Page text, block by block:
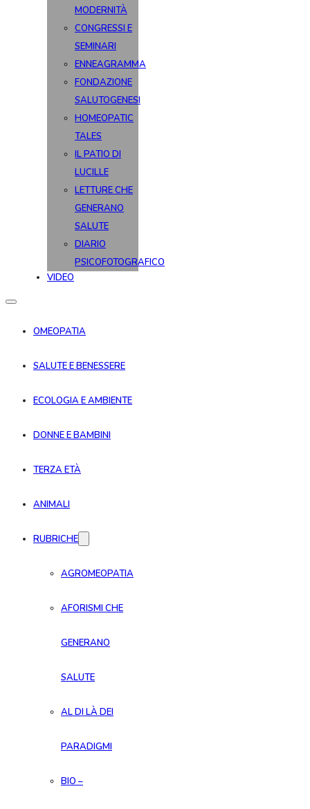
MODERNITÀ
CONGRESSI E
SEMINARI
ENNEAGRAMMA
FONDAZIONE
SALUTOGENESI
HOMEOPATIC
TALES
IL PATIO DI
LUCILLE
LETTURE CHE
GENERANO
SALUTE
DIARIO
PSICOFOTOGRAFICO
VIDEO
OMEOPATIA
SALUTE E BENESSERE
ECOLOGIA E AMBIENTE
DONNE E BAMBINI
TERZA ETÀ
ANIMALI
RUBRICHE
AGROMEOPATIA
AFORISMI CHE
GENERANO
SALUTE
AL DI LÀ DEI
PARADIGMI
BIO –